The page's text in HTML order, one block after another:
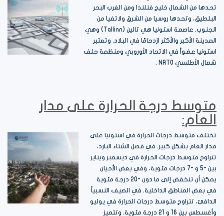
تحدها من الشمال خليج فنلندا ومن الغرب البحر
البلطيق، وتحدها روسيا من الشرق ولاتفيا من
الجنوب. عاصمة استونيا هي تالين (Tallinn) وهي
المدينة الأكبر والأكثر ازدحامًا في البلاد. وتعتبر
استونيا عضواً في الاتحاد الأوروبي ومنظمة حلف
شمال الأطلسي NATO .
متوسط درجة الحرارة على مدار
العام:
تختلف متوسط درجات الحرارة في استونيا على
مدار العام بشكل كبير. في فصل الشتاء البارد،
تتراوح متوسط درجات الحرارة في ديسمبر ويناير
بين -5 و -7 درجات مئوية، وفي بعض الأحيان
يمكن أن تنخفض إلى ما دون -20 درجة مئوية
في بعض المناطق الداخلية. في الصيف النسبياً
الدافئ، تتراوح متوسط درجات الحرارة في يوليو
وأغسطس بين 16 و 21 درجة مئوية. وتتميز